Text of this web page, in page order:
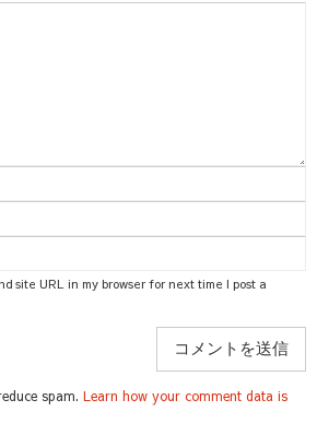
site URL in my browser for next time I post a
spam. Learn how your comment data is